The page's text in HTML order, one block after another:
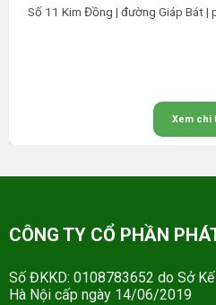
Số 11 Kim Đồng | đường Giáp Bát |
Xem chi
CÔNG TY CỔ PHẦN
Số ĐKKD: 0108783652 do Sở
Hà Nội cấp ngày 14/06/2019